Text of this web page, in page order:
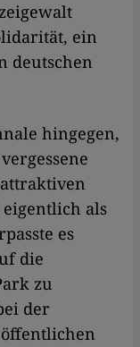
ein
deutschen
hingegen,
als
es
die
zu
der